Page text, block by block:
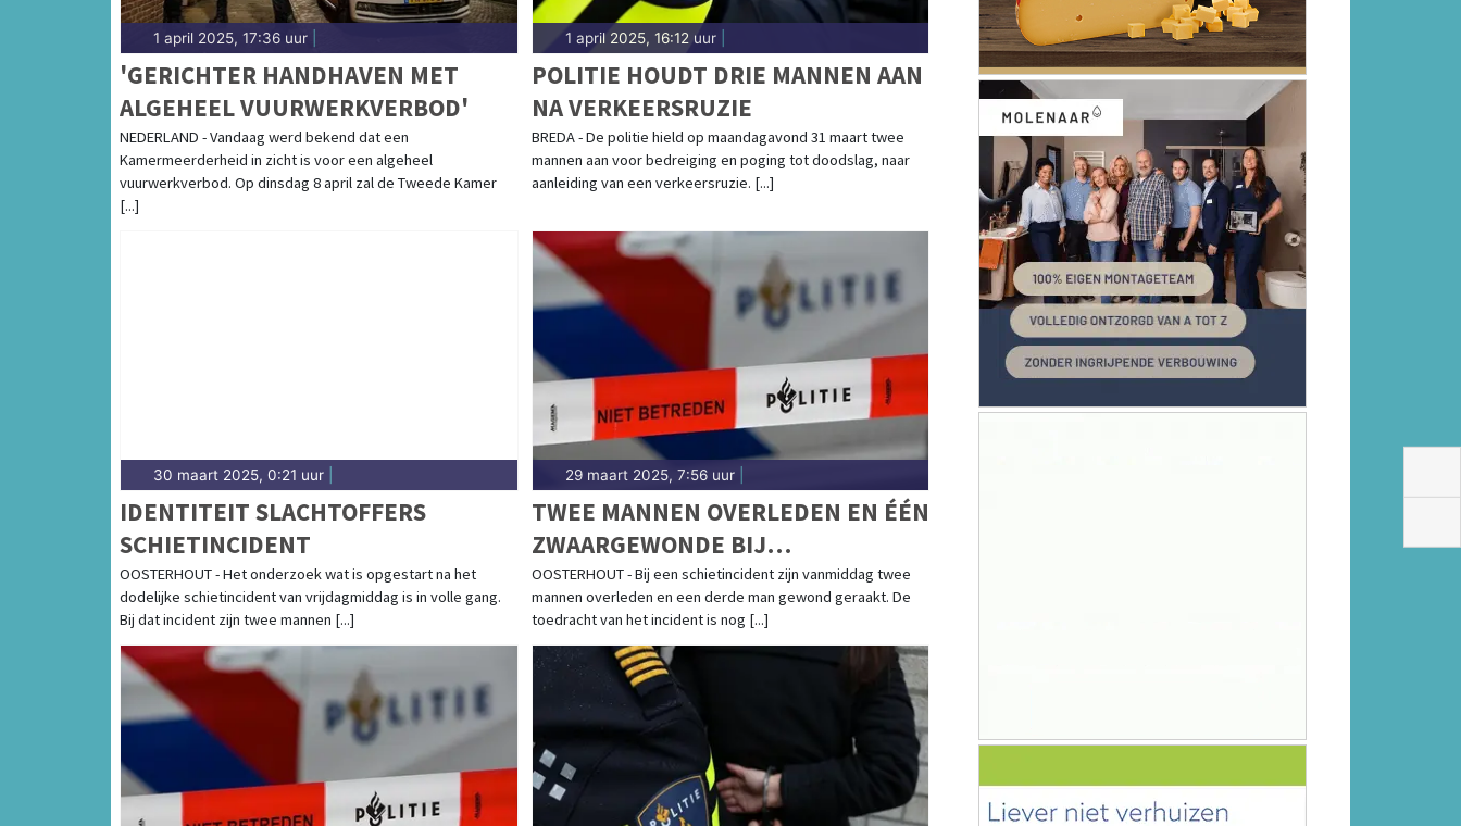
1 april 2025, 17:36 uur
'GERICHTER HANDHAVEN MET
ALGEHEEL VUURWERKVERBOD'
NEDERLAND - Vandaag werd bekend dat een
Kamermeerderheid in zicht is voor een algeheel
vuurwerkverbod. Op dinsdag 8 april zal de Tweede Kamer
[...]
1 april 2025, 16:12 uur|
POLITIE HOUDT DRIE MANNEN AAN
NA VERKEERSRUZIE
BREDA - De politie hield op maandagavond 31 maart twee
mannen aan voor bedreiging en poging tot doodslag, naar
aanleiding van een verkeersruzie. [...]
30 maart 2025, 0:21 uur
IDENTITEIT SLACHTOFFERS
SCHIETINCIDENT
OOSTERHOUT - Het onderzoek wat is opgestart na het
dodelijke schietincident van vrijdagmiddag is in volle gang.
Bij dat incident zijn twee mannen [...]
29 maart 2025, 7:56 uur|
TWEE MANNEN OVERLEDEN EN ÉÉN
ZWAARGEWONDE BIJ
SCHIETINCIDENT
OOSTERHOUT - Bij een schietincident zijn vanmiddag twee
mannen overleden en een derde man gewond geraakt. De
toedracht van het incident is nog [...]